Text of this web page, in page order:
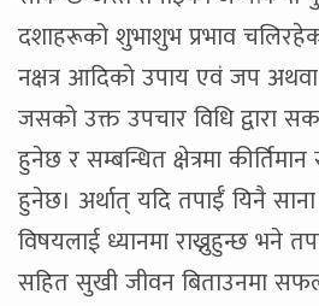
दशाहरूको शुभाशुभ प्रभाव
नक्षत्र आदिको उपाय एवं जप
जसको उक्त उपचार विधि द्वारा
हुनेछ र सम्बन्धित क्षेत्रमा
हुनेछ। अर्थात् यदि तपाईँ यिनै
विषयलाई ध्यानमा राख्नुहुन्छ भने
सहित सुखी जीवन बिताउनमा